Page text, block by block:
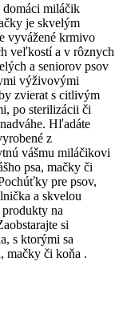
domáci miláčik
je skvelým
vyvážené krmivo
veľkostí a v rôznych
a seniorov psov
výživovými
zvierat s citlivým
po sterilizácii či
Hľadáte
z
vášmu miláčikovi
psa, mačky či
pre psov,
a skvelou
na
si
s ktorými sa
mačky či koňa .